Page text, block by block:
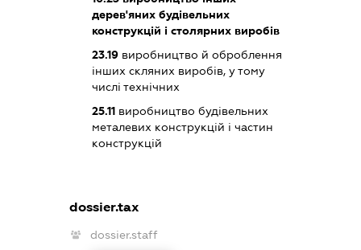
дерев'яних будівельних
конструкцій і столярних виробів
23.19 виробництво й оброблення
інших скляних виробів, у тому
числі технічних
25.11 виробництво будівельних
металевих конструкцій і частин
конструкцій
dossier.tax
dossier.staff